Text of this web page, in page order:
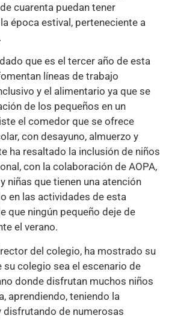
cuarenta puedan tener
época estival, perteneciente a
que es el tercer año de esta
líneas de trabajo
y el alimentario ya que se
de los pequeños en un
el comedor que se ofrece
con desayuno, almuerzo y
ha resaltado la inclusión de niños
con la colaboración de AOPA,
niñas que tienen una atención
en las actividades de esta
que ningún pequeño deje de
el verano.
del colegio, ha mostrado su
colegio sea el escenario de
donde disfrutan muchos niños
aprendiendo, teniendo la
disfrutando de numerosas